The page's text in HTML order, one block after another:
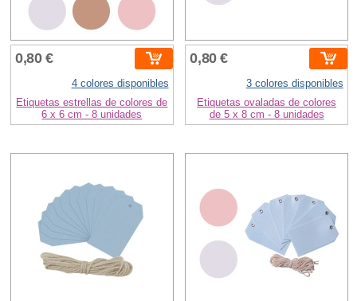
0,80 €
4 colores disponibles
Etiquetas estrellas de colores de
6 x 6 cm - 8 unidades
0,80 €
3 colores disponibles
Etiquetas ovaladas de colores
de 5 x 8 cm - 8 unidades